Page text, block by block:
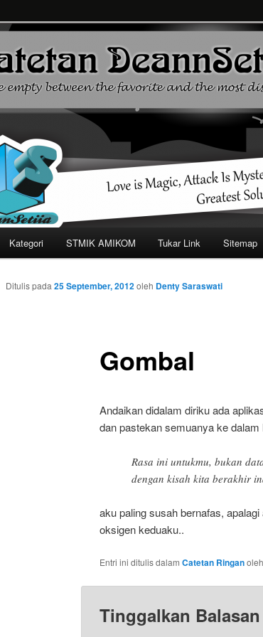
Catetan DS
Mari bermimpi dan ciptakan kehendak
Langsung
ke
Kategori STMIK AMIKOM Tukar Link Sitemap
Gombal
Ditulis pada 25 September, 2012oleh Denty Saraswati
Andaikan didalam diriku ada
dan pastekan semuanya ke dalam
Rasa ini untukmu, bukan
dengan kisah kita berakhir
aku paling susah bernafas,
oksigen keduaku..
Entri ini ditulis dalam Catetan Ringanoleh
Tinggalkan Balasan